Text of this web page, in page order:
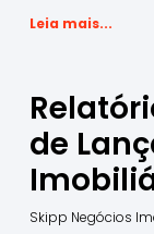
Leia mais...
de
Skipp Negócios